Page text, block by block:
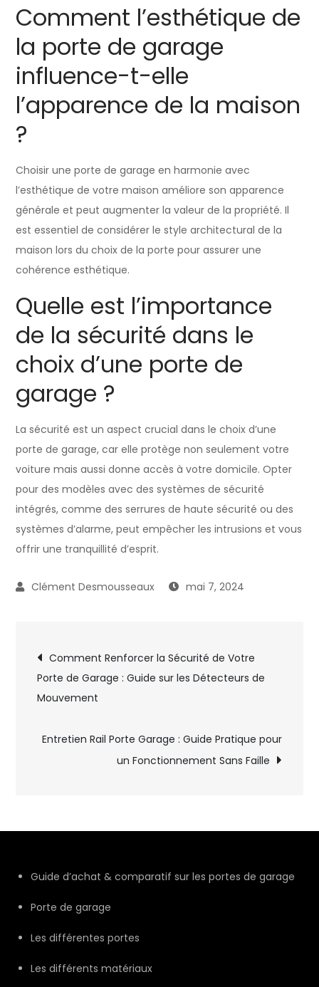
Comment l’esthétique de
la porte de garage
influence-t-elle
l’apparence de la maison
?
Choisir une porte de garage en harmonie avec
l’esthétique de votre maison améliore son apparence
générale et peut augmenter la valeur de la propriété. Il
est essentiel de considérer le style architectural de la
maison lors du choix de la porte pour assurer une
cohérence esthétique.
Quelle est l’importance
de la sécurité dans le
choix d’une porte de
garage ?
La sécurité est un aspect crucial dans le choix d’une
porte de garage, car elle protège non seulement votre
voiture mais aussi donne accès à votre domicile. Opter
pour des modèles avec des systèmes de sécurité
intégrés, comme des serrures de haute sécurité ou des
systèmes d’alarme, peut empêcher les intrusions et vous
offrir une tranquillité d’esprit.
mai 7, 2024
Navigation
de
l’article
Comment Renforcer la Sécurité de Votre
Porte de Garage : Guide sur les Détecteurs de
Mouvement
Entretien Rail Porte Garage : Guide Pratique pour
un Fonctionnement Sans Faille
Guide d’achat & comparatif sur les portes de garage
Porte de garage
Les différentes portes
Les différents matériaux